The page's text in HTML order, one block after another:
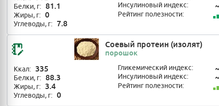
Белки, г: 81.1
Жиры, г: 0
Углеводы, г: 7.8
Инсулиновый индекс: ~
Рейтинг полезности:
Соевый протеин (изолят)
порошок
Ккал: 335
Белки, г: 88.3
Жиры, г: 3.4
Углеводы, г: 0
Гликемический индекс: ~
Инсулиновый индекс: ~
Рейтинг полезности: